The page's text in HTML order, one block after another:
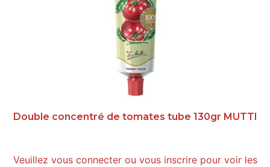
Double concentré de tomates tube 130gr MUTTI
Veuillez vous connecter ou vous inscrire pour voir les